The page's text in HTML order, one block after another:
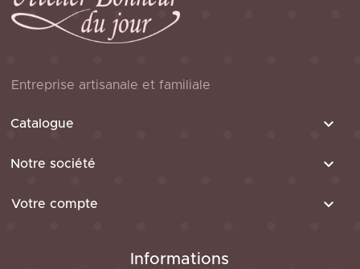
Entreprise artisanale et familiale
Catalogue 
Notre société 
Votre compte 
Informations